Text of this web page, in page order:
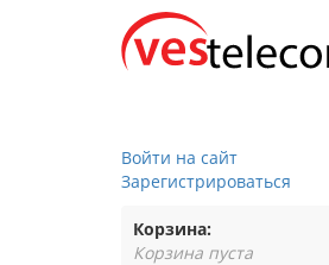
Войти на сайт
Зарегистрироваться
Корзина:
Корзина пуста